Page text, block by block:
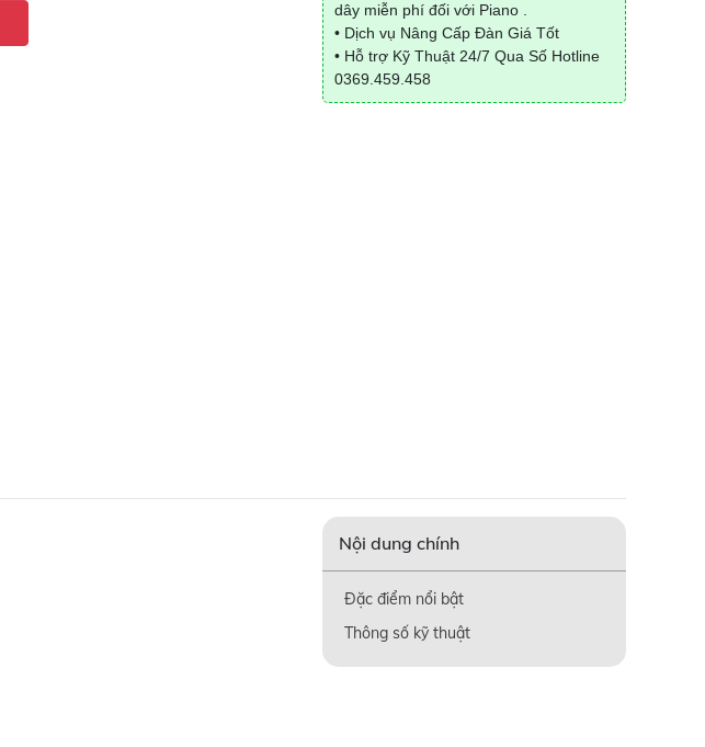
dây miễn phí đối với Piano .
• Dịch vụ Nâng Cấp Đàn Giá Tốt
• Hỗ trợ Kỹ Thuật 24/7 Qua Số Hotline
0369.459.458
Nội dung chính
Đặc điểm nổi bật
Thông số kỹ thuật